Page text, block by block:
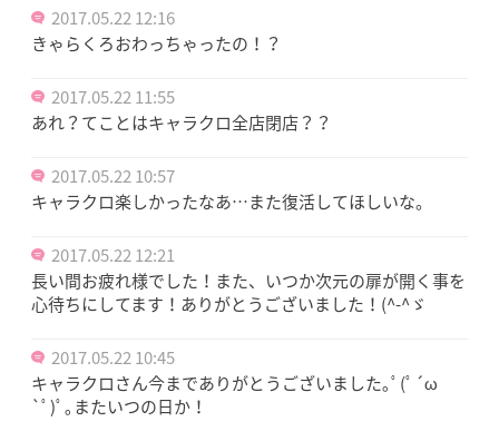
2017.05.22 12:16
きゃらくろおわっちゃったの！？
2017.05.22 11:55
あれ？てことはキャラクロ全店閉店？？
2017.05.22 10:57
キャラクロ楽しかったなあ…また復活してほしいな。
2017.05.22 12:21
長い間お疲れ様でした！また、いつか次元の扉が開く事を
心待ちにしてます！ありがとうございました！(^-^ゞ
2017.05.22 10:45
キャラクロさん今までありがとうございました｡ﾟ(ﾟ´ω
`ﾟ)ﾟ｡またいつの日か！